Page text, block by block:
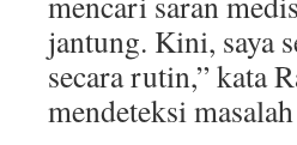
jantung. Kini, saya
secara rutin,” kata
mendeteksi